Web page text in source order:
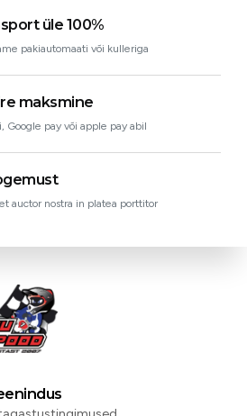
üle 100%
pakiautomaati või kulleriga
maksmine
Google pay või apple pay abil
auctor nostra in platea porttitor